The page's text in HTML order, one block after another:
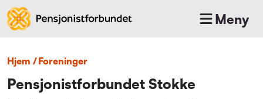
Meny
Hjem / foreninger
Pensjonistforbundet Stokke